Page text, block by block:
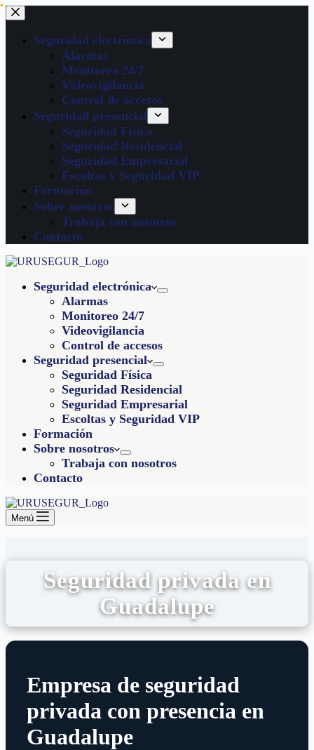
Seguridad electrónica
Alarmas
Monitoreo 24/7
Videovigilancia
Control de accesos
Seguridad presencial
Seguridad Física
Seguridad Residencial
Seguridad Empresarial
Escoltas y Seguridad VIP
Formación
Sobre nosotros
Trabaja con nosotros
Contacto
Seguridad electrónica
Alarmas
Monitoreo 24/7
Videovigilancia
Control de accesos
Seguridad presencial
Seguridad Física
Seguridad Residencial
Seguridad Empresarial
Escoltas y Seguridad VIP
Formación
Sobre nosotros
Trabaja con nosotros
Contacto
Menú
Seguridad privada en
Guadalupe
Empresa de seguridad
privada con presencia en
Guadalupe